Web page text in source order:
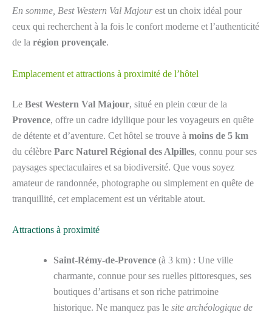
En somme, Best Western Val Majourest un choix idéal pour
ceux qui recherchent à la fois le confort moderne et l’authenticité
de la région provençale.
Emplacement et attractions à proximité de l’hôtel
Le Best Western Val Majour, situé en plein cœur de la
Provence, offre un cadre idyllique pour les voyageurs en quête
de détente et d’aventure. Cet hôtel se trouve à moins de 5 km
du célèbre Parc Naturel Régional des Alpilles, connu pour ses
paysages spectaculaires et sa biodiversité. Que vous soyez
amateur de randonnée, photographe ou simplement en quête de
tranquillité, cet emplacement est un véritable atout.
Attractions à proximité
Saint-Rémy-de-Provence (à 3 km) : Une ville
charmante, connue pour ses ruelles pittoresques, ses
boutiques d’artisans et son riche patrimoine
historique. Ne manquez pas le site archéologique de